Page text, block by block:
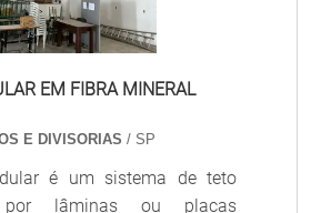
EM FIBRA MINERAL
E DIVISORIAS / SP
é um sistema de teto
por lâminas ou placas